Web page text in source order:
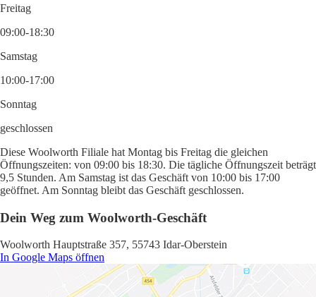
Freitag
09:00-18:30
Samstag
10:00-17:00
Sonntag
geschlossen
Diese Woolworth Filiale hat Montag bis Freitag die gleichen
Öffnungszeiten: von 09:00 bis 18:30. Die tägliche Öffnungszeit beträgt
9,5 Stunden. Am Samstag ist das Geschäft von 10:00 bis 17:00
geöffnet. Am Sonntag bleibt das Geschäft geschlossen.
Dein Weg zum Woolworth-Geschäft
Woolworth Hauptstraße 357, 55743 Idar-Oberstein
In Google Maps öffnen